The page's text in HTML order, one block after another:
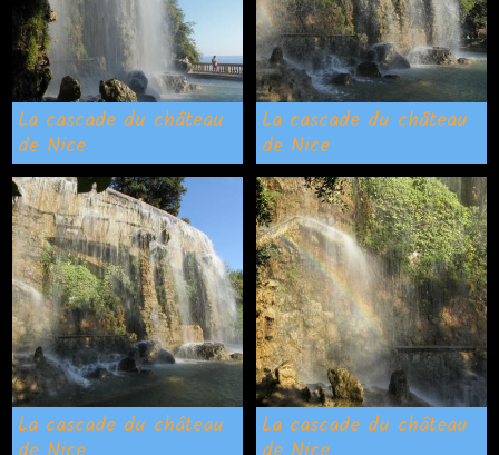
La cascade du château
de Nice
La cascade du château
de Nice
La cascade du château La cascade du château